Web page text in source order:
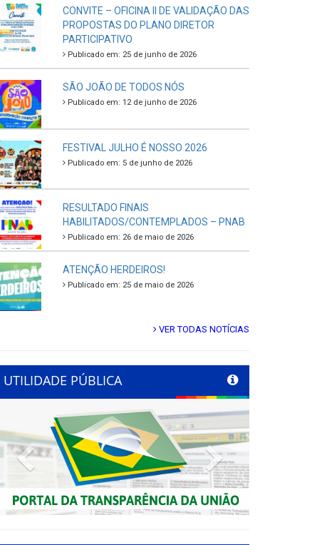
CONVITE – OFICINA II DE VALIDAÇÃO DAS
PROPOSTAS DO PLANO DIRETOR
PARTICIPATIVO
Publicado em: 25 de junho de 2026
SÃO JOÃO DE TODOS NÓS
Publicado em: 12 de junho de 2026
FESTIVAL JULHO É NOSSO 2026
Publicado em: 5 de junho de 2026
RESULTADO FINAIS
HABILITADOS/CONTEMPLADOS – PNAB
Publicado em: 26 de maio de 2026
ATENÇÃO HERDEIROS!
Publicado em: 25 de maio de 2026
VER TODAS NOTÍCIAS
UTILIDADE PÚBLICA
Previous Next